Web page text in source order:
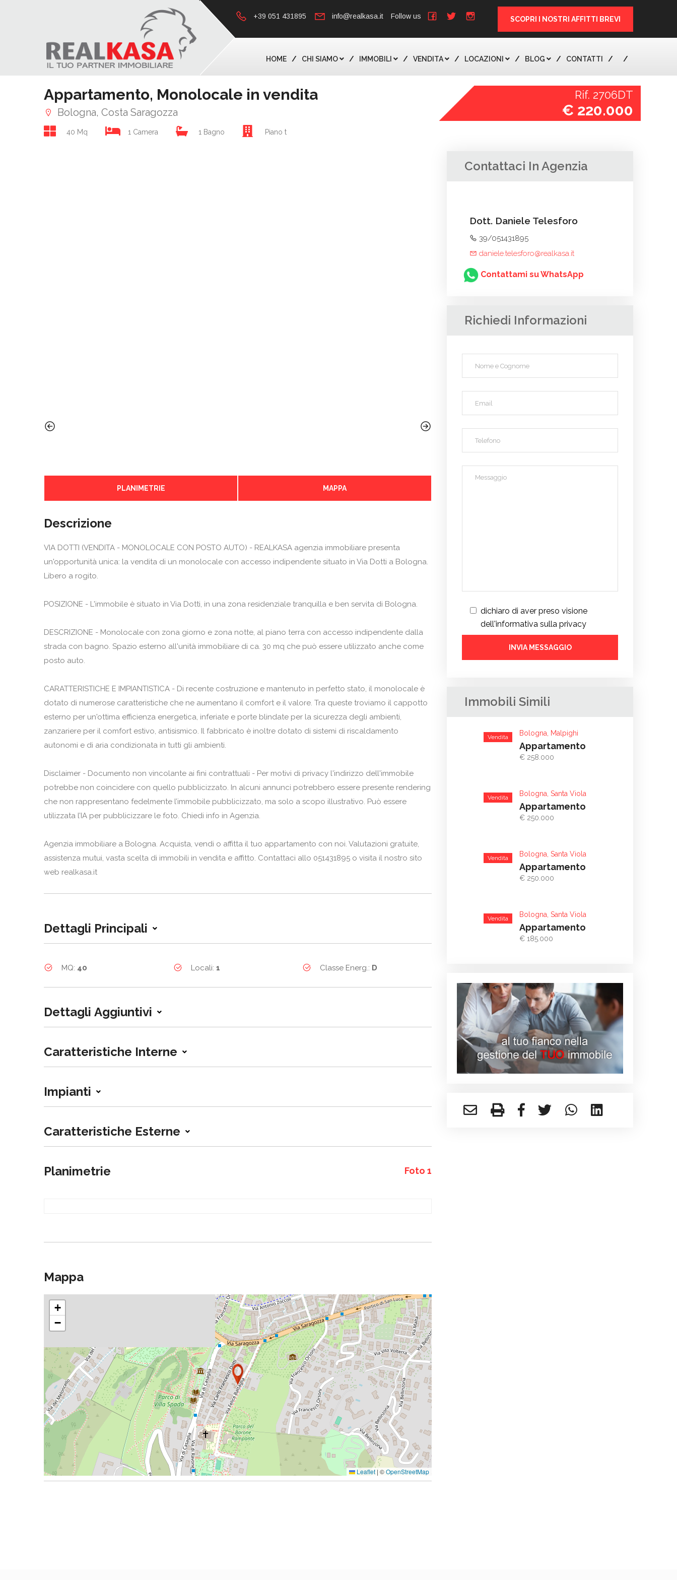
+39 051 431895 info@realkasa.it Follow us SCOPRI I NOSTRI AFFITTI BREVI
HOME CHI SIAMO IMMOBILI VENDITA LOCAZIONI BLOG CONTATTI
Appartamento, Monolocale in vendita
Bologna, Costa Saragozza
40 Mq 1 Camera 1 Bagno Piano t
Rif. 2706DT
€ 220.000
PLANIMETRIE MAPPA
Descrizione
VIA DOTTI (VENDITA - MONOLOCALE CON POSTO AUTO) - REALKASA agenzia immobiliare presenta
un'opportunità unica: la vendita di un monolocale con accesso indipendente situato in Via Dotti a Bologna.
Libero a rogito.
POSIZIONE - L'immobile è situato in Via Dotti, in una zona residenziale tranquilla e ben servita di Bologna.
DESCRIZIONE - Monolocale con zona giorno e zona notte, al piano terra con accesso indipendente dalla
strada con bagno. Spazio esterno all'unità immobiliare di ca. 30 mq che può essere utilizzato anche come
posto auto.
CARATTERISTICHE E IMPIANTISTICA - Di recente costruzione e mantenuto in perfetto stato, il monolocale è
dotato di numerose caratteristiche che ne aumentano il comfort e il valore. Tra queste troviamo il cappotto
esterno per un'ottima efficienza energetica, inferiate e porte blindate per la sicurezza degli ambienti,
zanzariere per il comfort estivo, antisismico. Il fabbricato è inoltre dotato di sistemi di riscaldamento
autonomi e di aria condizionata in tutti gli ambienti.
Disclaimer - Documento non vincolante ai fini contrattuali - Per motivi di privacy l'indirizzo dell'immobile
potrebbe non coincidere con quello pubblicizzato. In alcuni annunci potrebbero essere presente rendering
che non rappresentano fedelmente l’immobile pubblicizzato, ma solo a scopo illustrativo. Può essere
utilizzata l’IA per pubblicizzare le foto. Chiedi info in Agenzia.
Agenzia immobiliare a Bologna. Acquista, vendi o affitta il tuo appartamento con noi. Valutazioni gratuite,
assistenza mutui, vasta scelta di immobili in vendita e affitto. Contattaci allo 051431895 o visita il nostro sito
web realkasa.it
Dettagli Principali
MQ: 40 Locali: 1 Classe Energ.: D
Dettagli Aggiuntivi
Caratteristiche Interne
Impianti
Caratteristiche Esterne
Planimetrie Foto 1
Mappa
+
−
Leaflet | ©OpenStreetMap
Contattaci In Agenzia
Dott. Daniele Telesforo
39/051431895
daniele.telesforo@realkasa.it
Contattami su WhatsApp
Richiedi Informazioni
dichiaro di aver preso visione
dell'informativa sulla privacy
Immobili Simili
Vendita Bologna, Malpighi
Appartamento
€ 258.000
Vendita Bologna, Santa Viola
Appartamento
€ 250.000
Vendita Bologna, Santa Viola
Appartamento
€ 250.000
Vendita Bologna, Santa Viola
Appartamento
€ 185.000